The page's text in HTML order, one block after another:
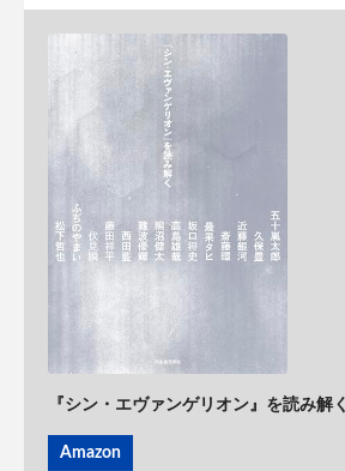
『シン・エヴァンゲリオン』を読み解く
Amazon